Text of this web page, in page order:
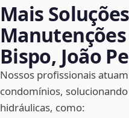
Mais
Bispo, João
Nossos profissionais
condomínios,
hidráulicas, como: